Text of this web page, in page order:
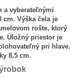
a vyberateľnými
cm. Výška čela je
rošte, ktorý
Úložný priestor je
pri hlave.
8,5 cm.